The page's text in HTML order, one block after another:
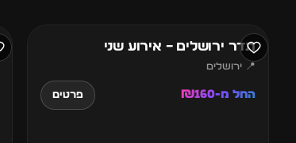
תדר ירושלים – אירוע שני
📍 ירושלים
החל מ-₪160 פרטים